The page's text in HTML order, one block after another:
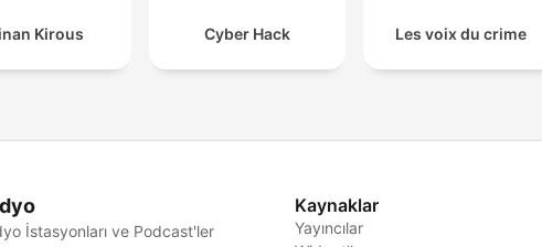
Kirous Cyber Hack Les voix du crime
İstasyonları ve Podcast'ler
Kaynaklar
Yayıncılar